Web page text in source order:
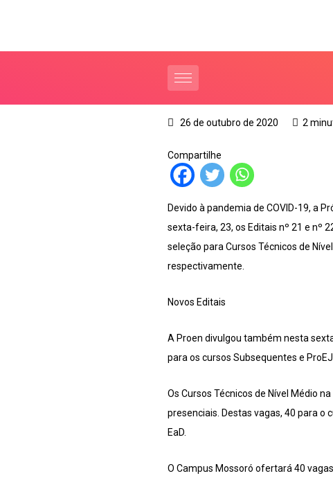
26 de outubro de 2020 2
Compartilhe
Devido à pandemia de COVID-19, a
sexta-feira, 23, os Editais nº 21 e nº
seleção para Cursos Técnicos de
respectivamente.
Novos Editais
A Proen divulgou também nesta
para os cursos Subsequentes e
Os Cursos Técnicos de Nível Médio
presenciais. Destas vagas, 40 para o
EaD.
O Campus Mossoró ofertará 40